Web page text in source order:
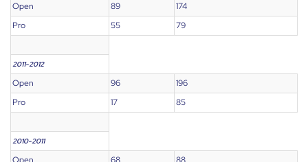
Open 89
174
Pro
55 79
2011-2012
Open 96
196
Pro
17 85
2010-2011